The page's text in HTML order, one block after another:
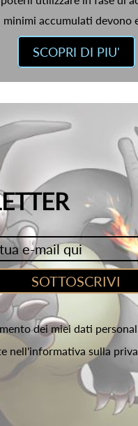
accumulati devono
SCOPRI DI PIU'
dei miei dati
nell'informativa sulla